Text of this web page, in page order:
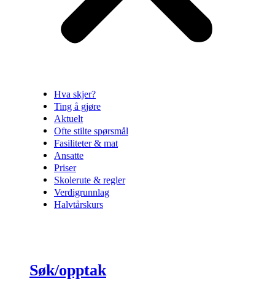
Hva skjer?
Ting å gjøre
Aktuelt
Ofte stilte spørsmål
Fasiliteter & mat
Ansatte
Priser
Skolerute & regler
Verdigrunnlag
Halvtårskurs
Søk/opptak